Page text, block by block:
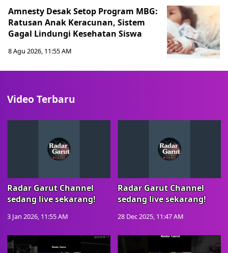
Amnesty Desak Setop Program MBG:
Ratusan Anak Keracunan, Sistem
Gagal Lindungi Kesehatan Siswa
8 Agu 2026, 11:55 AM
Video Terbaru
Radar Garut Channel
sedang live sekarang!
3 Jan 2026, 11:55 AM
Radar Garut Channel
sedang live sekarang!
28 Dec 2025, 11:47 AM